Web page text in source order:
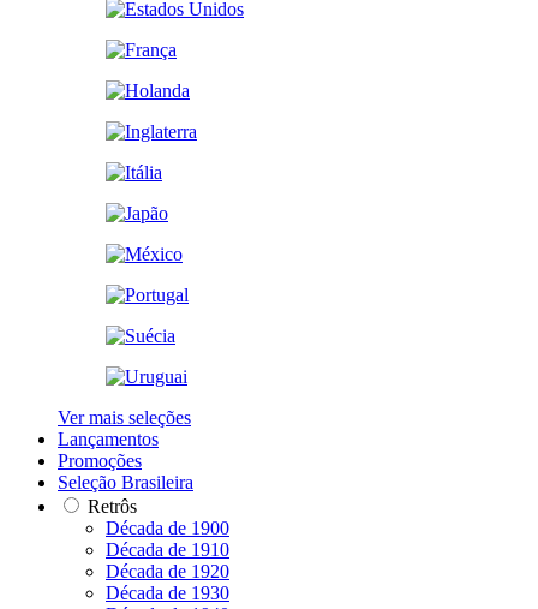
Ver mais seleções
Lançamentos
Promoções
Seleção Brasileira
Retrôs
Década de 1900
Década de 1910
Década de 1920
Década de 1930